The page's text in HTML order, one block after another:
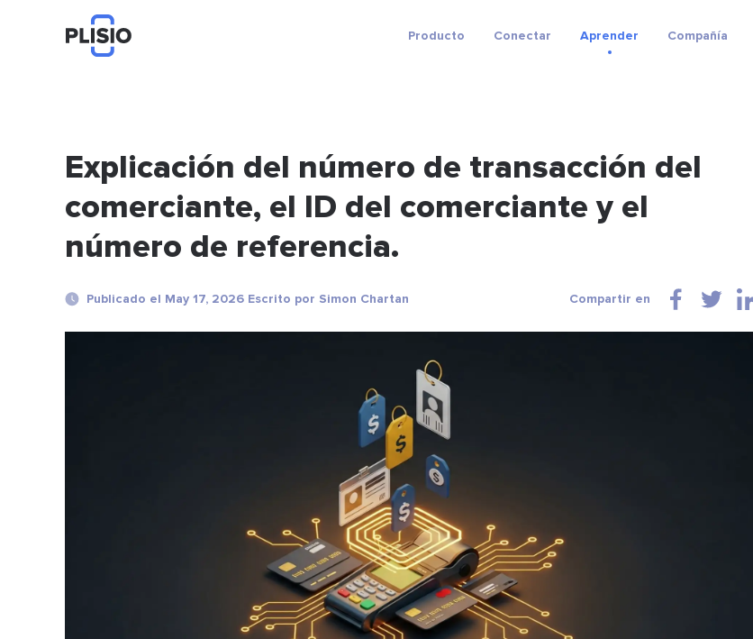
Producto Conectar Aprender Compañía
Explicación del número de transacción del
comerciante, el ID del comerciante y el
número de referencia.
Publicado el May 17, 2026 Escrito por Simon Chartan Compartir en